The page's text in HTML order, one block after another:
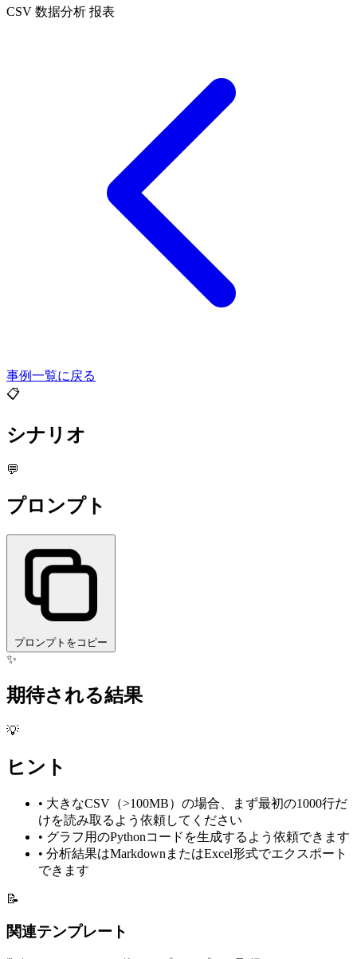
CSV 数据分析 报表
事例一覧に戻る
📋
シナリオ
💬
プロンプト
プロンプトをコピー
✨
期待される結果
💡
ヒント
• 大きなCSV（>100MB）の場合、まず最初の1000行だ
けを読み取るよう依頼してください
• グラフ用のPythonコードを生成するよう依頼できます
• 分析結果はMarkdownまたはExcel形式でエクスポート
できます
📝
関連テンプレート